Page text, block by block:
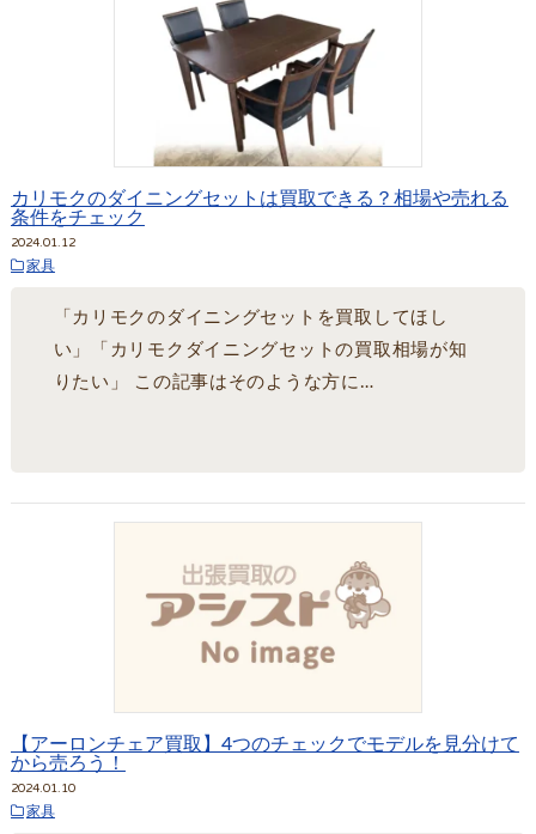
カリモクのダイニングセットは買取できる？相場や売れる
条件をチェック
2024.01.12
家具
「カリモクのダイニングセットを買取してほし
い」「カリモクダイニングセットの買取相場が知
りたい」 この記事はそのような方に…
【アーロンチェア買取】4つのチェックでモデルを見分けて
から売ろう！
2024.01.10
家具